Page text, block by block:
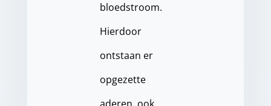
bloedstroom.
Hierdoor
ontstaan er
opgezette